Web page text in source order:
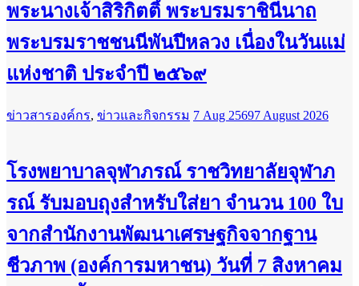
พระนางเจ้าสิริกิตติ์ พระบรมราชินีนาถ
พระบรมราชชนนีพันปีหลวง เนื่องในวันแม่
แห่งชาติ ประจำปี ๒๕๖๙
ข่าวสารองค์กร, ข่าวและกิจกรรม 7 Aug 25697 August 2026
โรงพยาบาลจุฬาภรณ์ ราชวิทยาลัยจุฬาภ
รณ์ รับมอบถุงสำหรับใส่ยา จำนวน 100 ใบ
จากสำนักงานพัฒนาเศรษฐกิจจากฐาน
ชีวภาพ (องค์การมหาชน) วันที่ 7 สิงหาคม